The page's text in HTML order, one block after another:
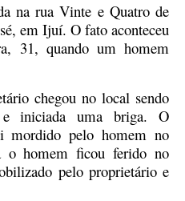
na rua Vinte e Quatro de
em Ijuí. O fato aconteceu
31, quando um homem
chegou no local sendo
e iniciada uma briga. O
mordido pelo homem no
o homem ficou ferido no
pelo proprietário e